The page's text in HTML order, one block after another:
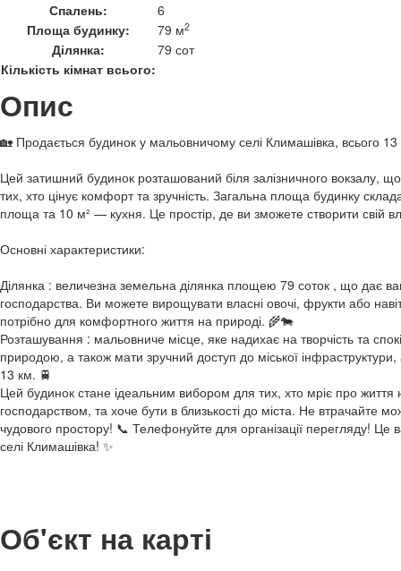
Спалень:
6
Площа будинку:
79 м2
Ділянка:
79 сот
Кількість кімнат всього:
Опис
🏡 Продається будинок у мальовничому селі Климашівка, всього
Цей затишний будинок розташований біля залізничного вокзалу,
тих, хто цінує комфорт та зручність. Загальна площа будинку
площа та 10 м² — кухня. Це простір, де ви зможете створити свій
Основні характеристики:
Ділянка : величезна земельна ділянка площею 79 соток , що дає
господарства. Ви можете вирощувати власні овочі, фрукти або
потрібно для комфортного життя на природі. 🌾🐄
Розташування : мальовниче місце, яке надихає на творчість та
природою, а також мати зручний доступ до міської
13 км. 🚆
Цей будинок стане ідеальним вибором для тих, хто мріє про
господарством, та хоче бути в близькості до міста. Не втрачайте
чудового простору! 📞 Телефонуйте для організації перегляду!
селі Климашівка! ✨
Об'єкт на карті